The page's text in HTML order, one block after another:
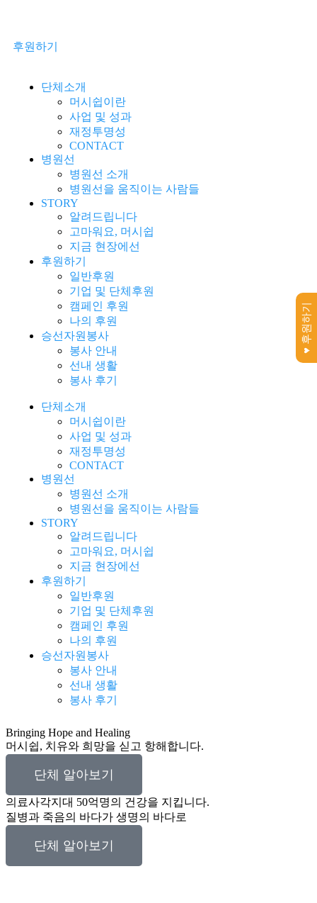
후원하기
단체소개
머시쉽이란
사업 및 성과
재정투명성
CONTACT
병원선
병원선 소개
병원선을 움직이는 사람들
STORY
알려드립니다
고마워요, 머시쉽
지금 현장에선
후원하기
일반후원
기업 및 단체후원
캠페인 후원
나의 후원
승선자원봉사
봉사 안내
선내 생활
봉사 후기
단체소개
머시쉽이란
사업 및 성과
재정투명성
CONTACT
병원선
병원선 소개
병원선을 움직이는 사람들
STORY
알려드립니다
고마워요, 머시쉽
지금 현장에선
후원하기
일반후원
기업 및 단체후원
캠페인 후원
나의 후원
승선자원봉사
봉사 안내
선내 생활
봉사 후기
Bringing Hope and Healing
머시쉽, 치유와 희망을 싣고 항해합니다.
단체 알아보기
의료사각지대 50억명의 건강을 지킵니다.
질병과 죽음의 바다가 생명의 바다로
단체 알아보기
♥ 후원하기